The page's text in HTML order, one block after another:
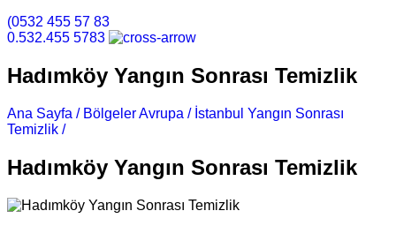
(0532 455 57 83
0.532.455 5783
Hadımköy Yangın Sonrası Temizlik
Ana Sayfa / Bölgeler Avrupa / İstanbul Yangın Sonrası
Temizlik /
Hadımköy Yangın Sonrası Temizlik